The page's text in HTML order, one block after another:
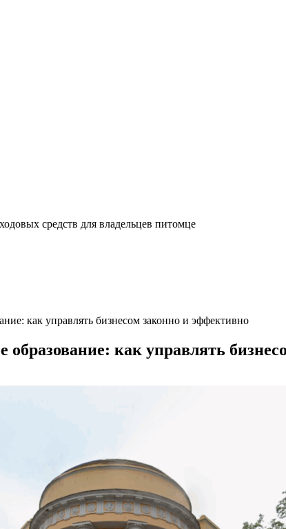
средств для владельцев питомце
как управлять бизнесом законно и эффективно
образование: как управлять